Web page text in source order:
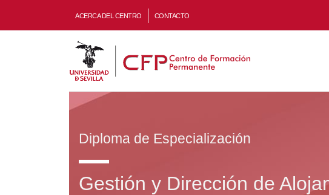
ACERCA DEL CENTRO CONTACTO
Diploma de Especialización
Gestión y Dirección de